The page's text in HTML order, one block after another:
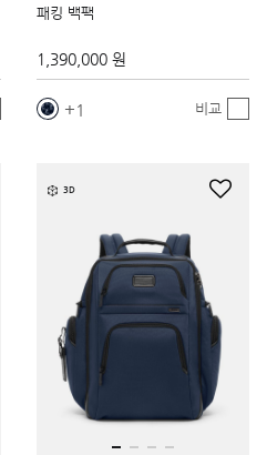
패킹 백팩
1,390,000 원
1 비교
3D